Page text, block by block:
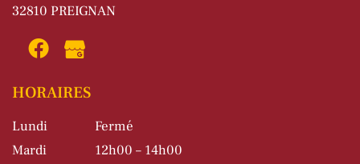
32810 PREIGNAN
HORAIRES
Lundi
Fermé
Mardi
12h00 – 14h00